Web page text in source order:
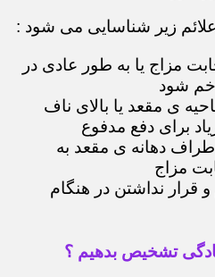
علائم زیر شناسایی می شود :
مزاج یا به طور عادی در
خم شود
ی مقعد یا بالای ناف
برای دفع مدفوع
دهانه ی مقعد به
مزاج
قرار نداشتن در هنگام
تشخیص بدهیم ؟